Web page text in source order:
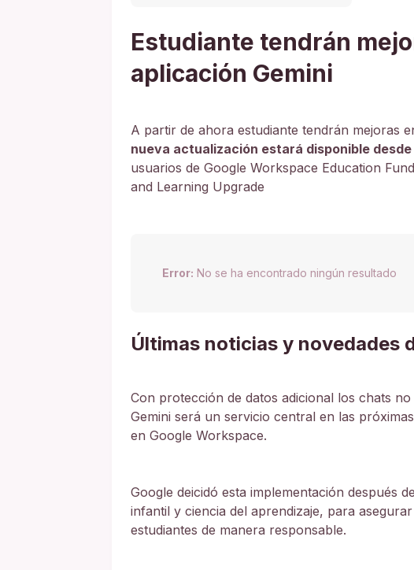
Estudiante tendrán
aplicación Gemini
A partir de ahora estudiante tendrán mejoras
nueva actualización estará disponible
usuarios de Google Workspace Education
and Learning Upgrade
Error: No se ha encontrado ningún resultado
Últimas noticias y novedades
Con protección de datos adicional los chats
Gemini será un servicio central en las
en Google Workspace.
Google deicidó esta implementación después
infantil y ciencia del aprendizaje, para
estudiantes de manera responsable.